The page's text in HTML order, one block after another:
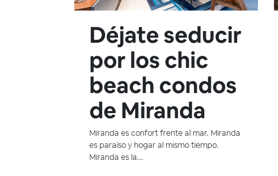
Déjate seducir
por los chic
beach condos
de Miranda
Miranda es confort frente al mar. Miranda
es paraíso y hogar al mismo tiempo.
Miranda es la...